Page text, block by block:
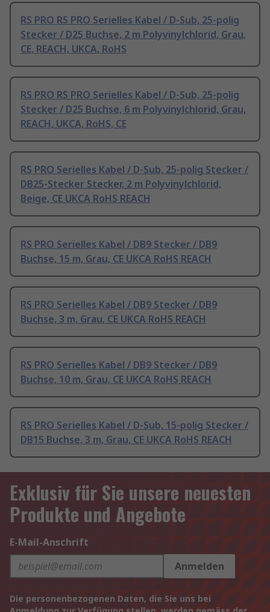
RS PRO RS PRO Serielles Kabel / D-Sub, 25-polig
Stecker / D25 Buchse, 2 m Polyvinylchlorid, Grau,
CE, REACH, UKCA, RoHS
RS PRO RS PRO Serielles Kabel / D-Sub, 25-polig
Stecker / D25 Buchse, 6 m Polyvinylchlorid, Grau,
REACH, UKCA, RoHS, CE
RS PRO Serielles Kabel / D-Sub, 25-polig Stecker /
DB25-Stecker Stecker, 2 m Polyvinylchlorid,
Beige, CE UKCA RoHS REACH
RS PRO Serielles Kabel / DB9 Stecker / DB9
Buchse, 15 m, Grau, CE UKCA RoHS REACH
RS PRO Serielles Kabel / DB9 Stecker / DB9
Buchse, 3 m, Grau, CE UKCA RoHS REACH
RS PRO Serielles Kabel / DB9 Stecker / DB9
Buchse, 10 m, Grau, CE UKCA RoHS REACH
RS PRO Serielles Kabel / D-Sub, 15-polig Stecker /
DB15 Buchse, 3 m, Grau, CE UKCA RoHS REACH
Exklusiv für Sie unsere neuesten
Produkte und Angebote
E-Mail-Anschrift
Anmelden
Die personenbezogenen Daten, die Sie uns bei